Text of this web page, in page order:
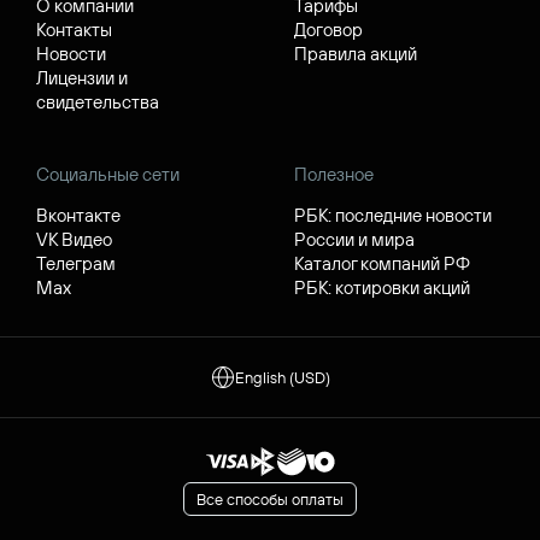
О компании
Контакты
Новости
Лицензии и
свидетельства
Тарифы
Договор
Правила акций
Социальные сети
Вконтакте
VK Видео
Телеграм
Max
Полезное
РБК: последние новости
России и мира
Каталог компаний РФ
РБК: котировки акций
English (USD)
Все способы оплаты